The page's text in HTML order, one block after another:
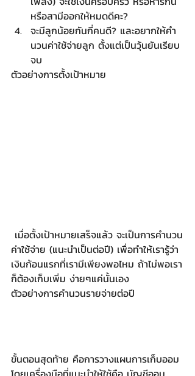
หรือสามีออกให้หมดดีคะ?
จะมีลูกน้อยกันกี่คนดี? และอยากให้คำ
นวนค่าใช้จ่ายลูก ตั้งแต่เป็นวุ้นยันเรียบ
จบ
ตัวอย่างการตั้งเป้าหมาย
ค่าใช้จ่าย (แนะนำเป็นต่อปี) เพื่อทำให้เรารู้ว่า
เงินก้อนแรกที่เรามีเพียงพอไหม ถ้าไม่พอเรา
ก็ต้องเก็บเพิ่ม ง่ายๆแค่นั้นเอง
ตัวอย่างการคำนวนรายจ่ายต่อปี
ขั้นตอนสุดท้าย คือการวางแผนการเก็บออม